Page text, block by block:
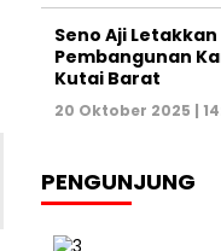
Seno Aji
Pembangunan
Kutai Barat
20 Oktober 2025 |
PENGUNJUNG